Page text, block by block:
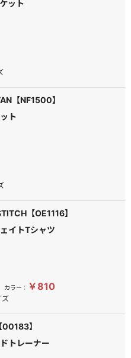
ット
【NF1500】
ト
【OE1116】
イトTシャツ
カラー： ￥810
ズ
】
トレーナー